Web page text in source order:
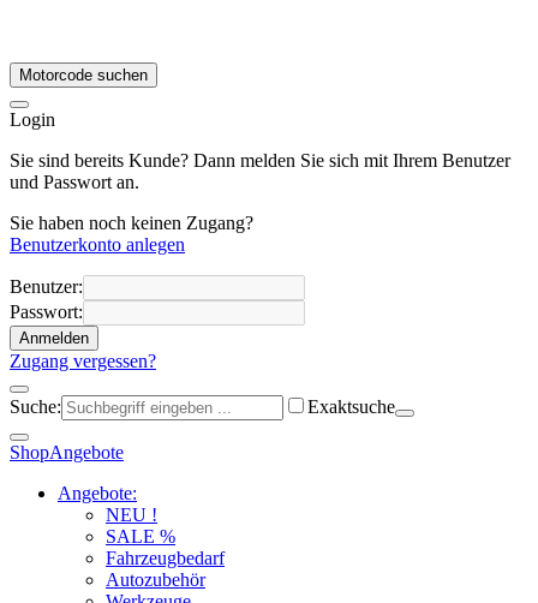
Motorcode suchen
Login
Sie sind bereits Kunde? Dann melden Sie sich mit Ihrem Benutzer
und Passwort an.
Sie haben noch keinen Zugang?
Benutzerkonto anlegen
Benutzer:
Passwort:
Anmelden
Zugang vergessen?
Suche: Exaktsuche
ShopAngebote
Angebote:
NEU !
SALE %
Fahrzeugbedarf
Autozubehör